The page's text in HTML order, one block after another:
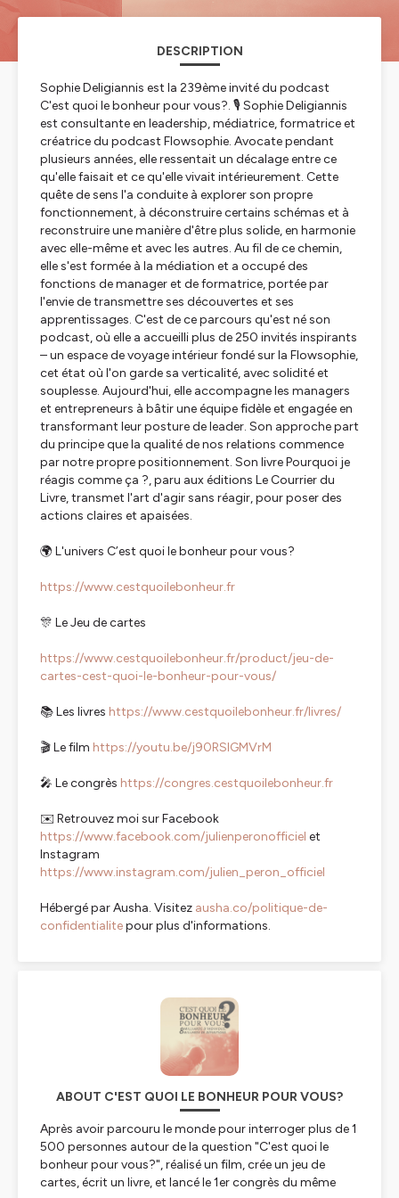
DESCRIPTION
Sophie Deligiannis est la 239ème invité du podcast
C'est quoi le bonheur pour vous?. 🎙️ Sophie Deligiannis
est consultante en leadership, médiatrice, formatrice et
créatrice du podcast Flowsophie. Avocate pendant
plusieurs années, elle ressentait un décalage entre ce
qu'elle faisait et ce qu'elle vivait intérieurement. Cette
quête de sens l'a conduite à explorer son propre
fonctionnement, à déconstruire certains schémas et à
reconstruire une manière d'être plus solide, en harmonie
avec elle-même et avec les autres. Au fil de ce chemin,
elle s'est formée à la médiation et a occupé des
fonctions de manager et de formatrice, portée par
l'envie de transmettre ses découvertes et ses
apprentissages. C'est de ce parcours qu'est né son
podcast, où elle a accueilli plus de 250 invités inspirants
– un espace de voyage intérieur fondé sur la Flowsophie,
cet état où l'on garde sa verticalité, avec solidité et
souplesse. Aujourd'hui, elle accompagne les managers
et entrepreneurs à bâtir une équipe fidèle et engagée en
transformant leur posture de leader. Son approche part
du principe que la qualité de nos relations commence
par notre propre positionnement. Son livre Pourquoi je
réagis comme ça ?, paru aux éditions Le Courrier du
Livre, transmet l'art d'agir sans réagir, pour poser des
actions claires et apaisées.
🌍 L'univers C’est quoi le bonheur pour vous?
https://www.cestquoilebonheur.fr
🎊 Le Jeu de cartes
https://www.cestquoilebonheur.fr/product/jeu-de-
cartes-cest-quoi-le-bonheur-pour-vous/
📚 Les livres https://www.cestquoilebonheur.fr/livres/
🎬 Le film https://youtu.be/j90RSlGMVrM
🎤 Le congrès https://congres.cestquoilebonheur.fr
✉️ Retrouvez moi sur Facebook
https://www.facebook.com/julienperonofficiel et
Instagram
https://www.instagram.com/julien_peron_officiel
Hébergé par Ausha. Visitez ausha.co/politique-de-
confidentialitepour plus d'informations.
ABOUT C'EST QUOI LE BONHEUR POUR VOUS?
Après avoir parcouru le monde pour interroger plus de 1
500 personnes autour de la question "C'est quoi le
bonheur pour vous?", réalisé un film, crée un jeu de
cartes, écrit un livre, et lancé le 1er congrès du même